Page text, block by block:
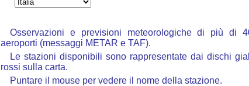
Osservazioni e previsioni meteorologiche di più di
aeroporti (messaggi METAR e TAF).
Le stazioni disponibili sono rappresentate dai dischi
rossi sulla carta.
Puntare il mouse per vedere il nome della stazione.